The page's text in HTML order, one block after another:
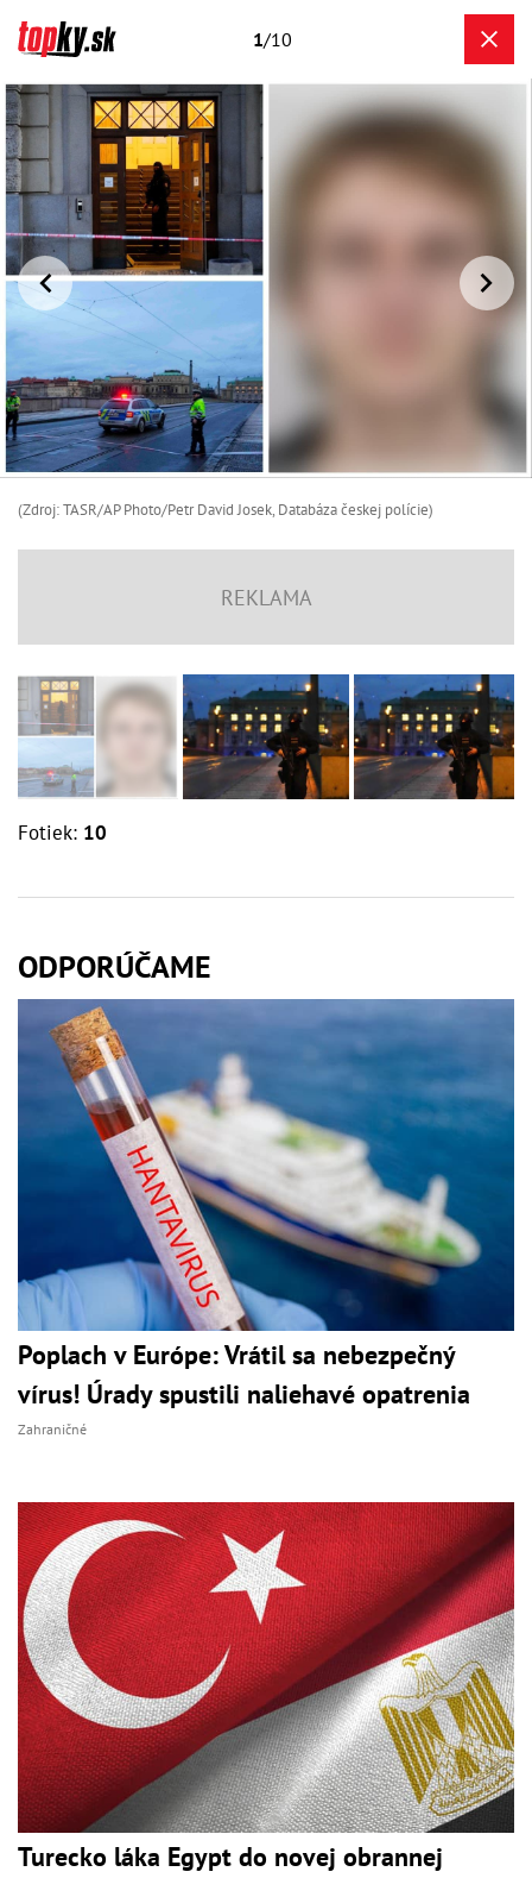
1/10
(Zdroj: TASR/AP Photo/Petr David Josek, Databáza českej polície)
Fotiek: 10
ODPORÚČAME
Poplach v Európe: Vrátil sa nebezpečný
vírus! Úrady spustili naliehavé opatrenia
Zahraničné
Turecko láka Egypt do novej obrannej